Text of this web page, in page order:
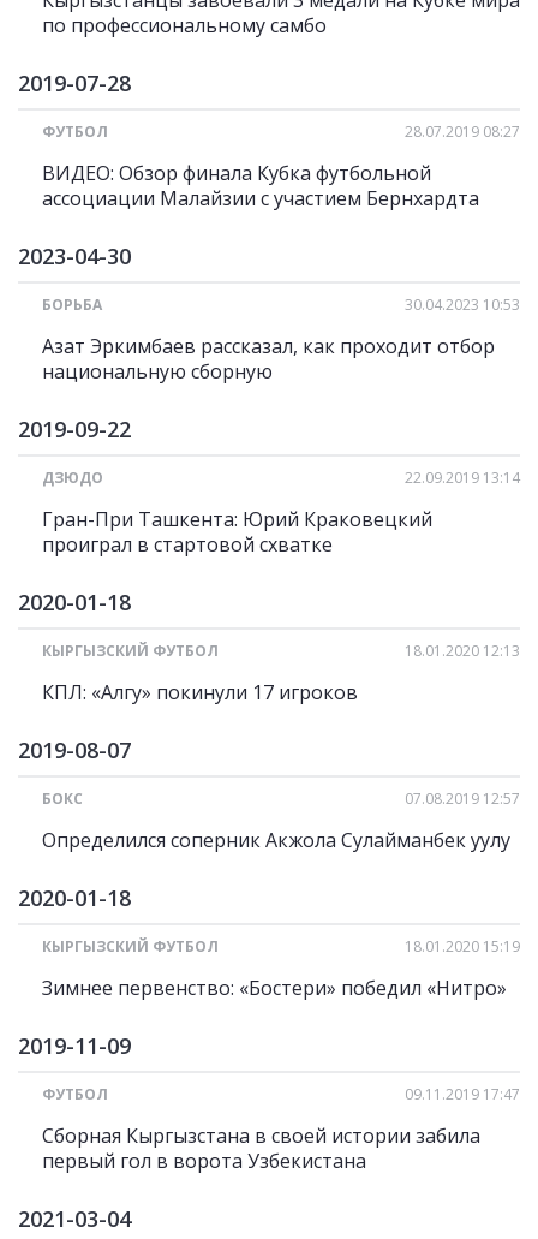
по профессиональному самбо
2019-07-28
ФУТБОЛ 28.07.2019 08:27
ВИДЕО: Обзор финала Кубка футбольной
ассоциации Малайзии с участием Бернхардта
2023-04-30
БОРЬБА 30.04.2023 10:53
Азат Эркимбаев рассказал, как проходит отбор
национальную сборную
2019-09-22
ДЗЮДО 22.09.2019 13:14
Гран-При Ташкента: Юрий Краковецкий
проиграл в стартовой схватке
2020-01-18
КЫРГЫЗСКИЙ ФУТБОЛ 18.01.2020 12:13
КПЛ: «Алгу» покинули 17 игроков
2019-08-07
БОКС 07.08.2019 12:57
Определился соперник Акжола Сулайманбек уулу
2020-01-18
КЫРГЫЗСКИЙ ФУТБОЛ 18.01.2020 15:19
Зимнее первенство: «Бостери» победил «Нитро»
2019-11-09
ФУТБОЛ 09.11.2019 17:47
Сборная Кыргызстана в своей истории забила
первый гол в ворота Узбекистана
2021-03-04